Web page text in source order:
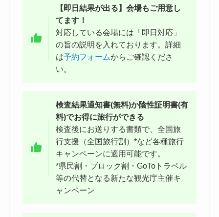
かれたのぼり旗が目印です
●他の駅からの徒歩アクセス
原宿駅 18 分/表参道駅 18 分/駒場東大前駅 19
分/代官山駅 24 分/代々木八幡駅 18 分/池尻大
橋駅 23 分/恵比寿駅 27 分/中目黒駅 30 分/代々
木上原駅 30 分/参宮橋駅 30 分/池ノ上駅 34 分/
初台駅 36 分/千駄ケ谷駅 38 分/幡ヶ谷駅 38 分/
代々木駅 39 分/南新宿駅 41 分/祐天寺駅 41 分/
【即日結果が出る】会場もご用意し
てます！
対応している会場には「即日対応」
の旨の説明を入れております。詳細
は予約フォームからご確認くださ
い。
検査結果通知書(無料)か陰性証明書(有
料)でお得に旅行ができる
検査後にお送りする書類で、全国旅
行支援（全国旅行割）*など各種旅行
キャンペーンに適用可能です。
*県民割・ブロック割・GoToトラベル
等の代替となる新たな観光庁主催キ
ャンペーン